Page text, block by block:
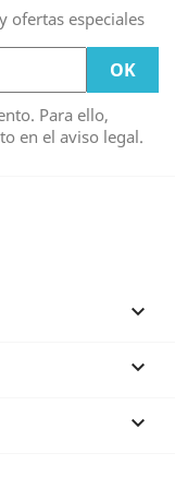
ofertas especiales
Para ello,
en el aviso legal.


